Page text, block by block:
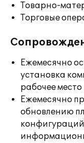
Товарно-
Торговые
Ежемесячно
установка
рабочее место
Ежемесячно
обновлению